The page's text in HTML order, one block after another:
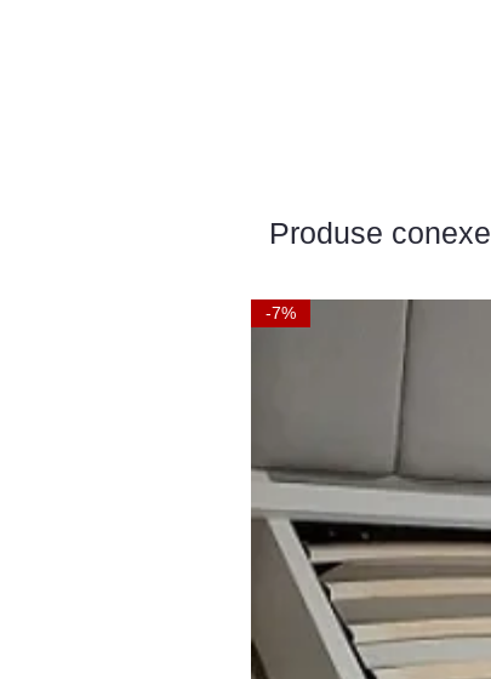
Produse conexe
-7%